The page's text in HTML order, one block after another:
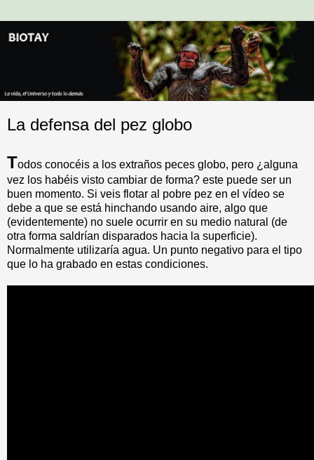
La defensa del pez globo
Todos conocéis a los extraños peces globo, pero ¿alguna
vez los habéis visto cambiar de forma? este puede ser un
buen momento. Si veis flotar al pobre pez en el vídeo se
debe a que se está hinchando usando aire, algo que
(evidentemente) no suele ocurrir en su medio natural (de
otra forma saldrían disparados hacia la superficie).
Normalmente utilizaría agua. Un punto negativo para el tipo
que lo ha grabado en estas condiciones.